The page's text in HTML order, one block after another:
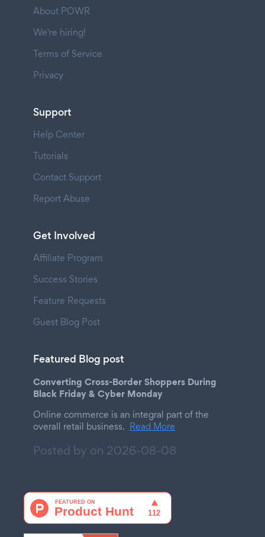
About POWR
We're hiring!
Terms of Service
Privacy
Support
Help Center
Tutorials
Contact Support
Report Abuse
Get Involved
Affiliate Program
Success Stories
Feature Requests
Guest Blog Post
Featured Blog post
Converting Cross-Border Shoppers During
Black Friday & Cyber Monday
Online commerce is an integral part of the
overall retail business. Read More
Posted by on 2026-08-08